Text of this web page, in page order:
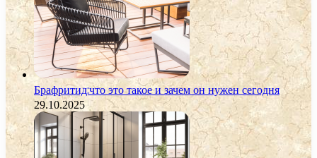
Брафритид:что это такое и зачем он нужен сегодня
29.10.2025